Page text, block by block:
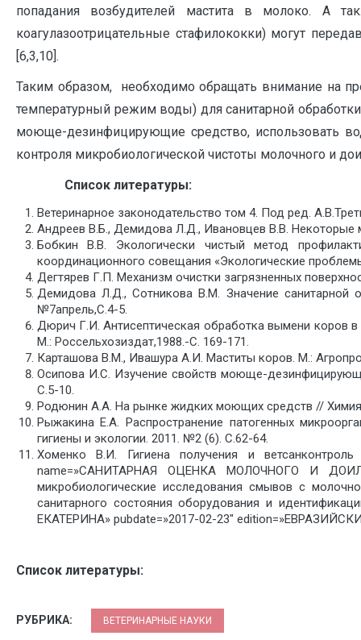
попадания возбудителей мастита в молоко. А
коагулазоотрицательные стафилококки) могут
[6,3,10].
Таким образом, необходимо обращать внимание на
температурный режим воды) для санитарной
моюще-дезинфицирующие средство, использовать
контроля микробиологической чистоты молочного и
Список литературы:
Ветеринарное законодательство том 4. Под ред.
Андреев В.Б., Демидова Л.Д., Ивановцев В.В. Некоторые
Бобкин В.В. Экологически чистый метод
координационного совещания «Экологические
Дегтярев Г.П. Механизм очистки загрязненных
Демидова Л.Д., Сотникова В.М. Значение санитарной
№7апрель,С.4-5.
Дюрич Г.И. Антисептическая обработка вымени коров
М.: Россельхозиздат,1988.-С. 169-171.
Карташова В.М., Ивашура А.И. Маститы коров. М.:
Осипова И.С. Изучение свойств моюще-
С.5-10.
Родюнин A.A. На рынке жидких моющих средств //
Рыжакина Е.А. Распространение патогенных
гигиены и экологии. 2011. №2 (6). С.62-64.
Хоменко В.И. Гигиена получения и
name=»САНИТАРНАЯ ОЦЕНКА МОЛОЧНОГО И
микробиологические исследования смывов с
санитарного состояния оборудования и
ЕКАТЕРИНА» pubdate=»2017-02-23″
Список литературы:
РУБРИКА: ВЕТЕРИНАРНЫЕ НАУКИ